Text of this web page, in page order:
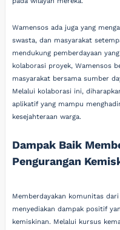
Wamensos ada juga yang
swasta, dan masyarakat
mendukung pemberdayaan
kolaborasi proyek, Wamensos
masyarakat bersama sumber
Melalui kolaborasi ini,
aplikatif yang mampu
kesejahteraan warga.
Dampak Baik
Pengurangan
Memberdayakan komunitas
menyediakan dampak positif
kemiskinan. Melalui kursus